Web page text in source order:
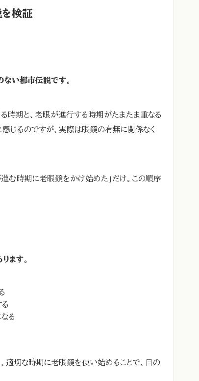
を検証
ない都市伝説です。
時期と、老眼が進行する時期がたまたま重なる
感じるのですが、実際は眼鏡の有無に関係なく
進む時期に老眼鏡をかけ始めた」だけ。この順序
ます。
る
適切な時期に老眼鏡を使い始めることで、目の